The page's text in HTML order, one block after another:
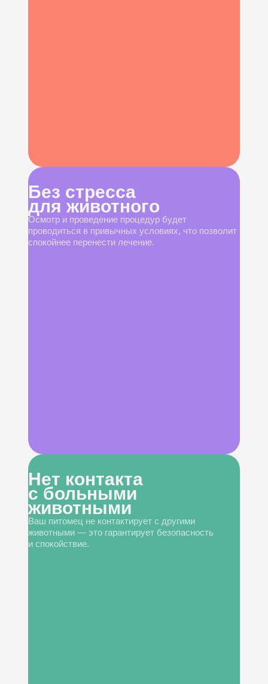
Без стресса
для животного
Осмотр и проведение процедур будет
проводиться в привычных условиях, что позволит
спокойнее перенести лечение.
Нет контакта
с больными
животными
Ваш питомец не контактирует с другими
животными — это гарантирует безопасность
и спокойствие.